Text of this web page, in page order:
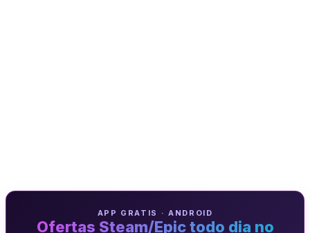
APP GRATIS · ANDROID
Ofertas Steam/Epic todo dia no